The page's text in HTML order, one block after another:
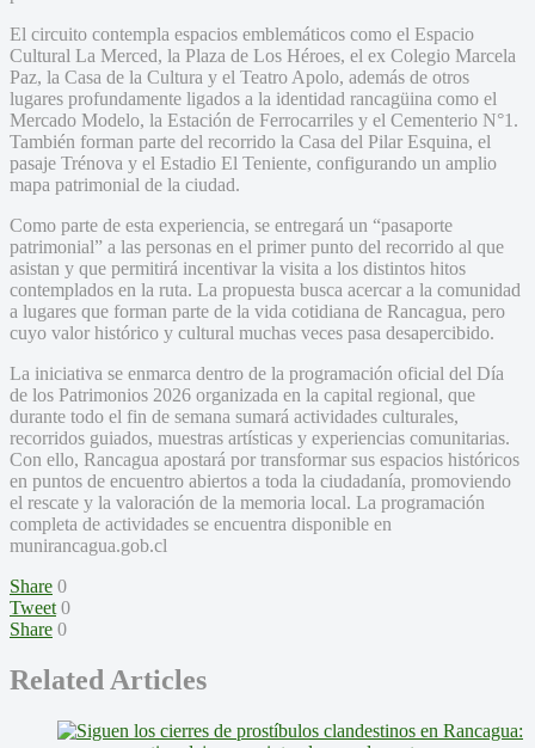
El circuito contempla espacios emblemáticos como el Espacio
Cultural La Merced, la Plaza de Los Héroes, el ex Colegio Marcela
Paz, la Casa de la Cultura y el Teatro Apolo, además de otros
lugares profundamente ligados a la identidad rancagüina como el
Mercado Modelo, la Estación de Ferrocarriles y el Cementerio N°1.
También forman parte del recorrido la Casa del Pilar Esquina, el
pasaje Trénova y el Estadio El Teniente, configurando un amplio
mapa patrimonial de la ciudad.
Como parte de esta experiencia, se entregará un “pasaporte
patrimonial” a las personas en el primer punto del recorrido al que
asistan y que permitirá incentivar la visita a los distintos hitos
contemplados en la ruta. La propuesta busca acercar a la comunidad
a lugares que forman parte de la vida cotidiana de Rancagua, pero
cuyo valor histórico y cultural muchas veces pasa desapercibido.
La iniciativa se enmarca dentro de la programación oficial del Día
de los Patrimonios 2026 organizada en la capital regional, que
durante todo el fin de semana sumará actividades culturales,
recorridos guiados, muestras artísticas y experiencias comunitarias.
Con ello, Rancagua apostará por transformar sus espacios históricos
en puntos de encuentro abiertos a toda la ciudadanía, promoviendo
el rescate y la valoración de la memoria local. La programación
completa de actividades se encuentra disponible en
munirancagua.gob.cl
Share 0
Tweet 0
Share 0
Related Articles